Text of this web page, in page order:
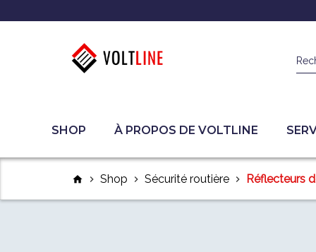
SHOP À PROPOS DE VOLTLINE
home chevron_right Shop chevron_right Sécurité routière chevron_right Réflecteurs